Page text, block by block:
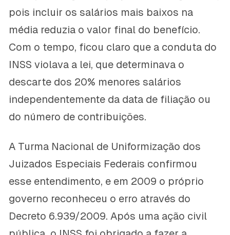
pois incluir os salários mais baixos na
média reduzia o valor final do benefício.
Com o tempo, ficou claro que a conduta do
INSS violava a lei, que determinava o
descarte dos 20% menores salários
independentemente da data de filiação ou
do número de contribuições.
A Turma Nacional de Uniformização dos
Juizados Especiais Federais confirmou
esse entendimento, e em 2009 o próprio
governo reconheceu o erro através do
Decreto 6.939/2009. Após uma ação civil